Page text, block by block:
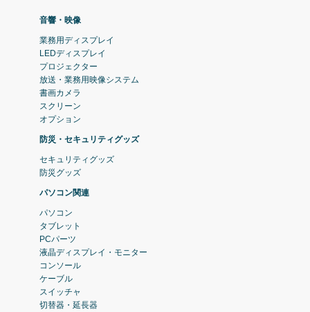
音響・映像
業務用ディスプレイ
LEDディスプレイ
プロジェクター
放送・業務用映像システム
書画カメラ
スクリーン
オプション
防災・セキュリティグッズ
セキュリティグッズ
防災グッズ
パソコン関連
パソコン
タブレット
PCパーツ
液晶ディスプレイ・モニター
コンソール
ケーブル
スイッチャ
切替器・延長器